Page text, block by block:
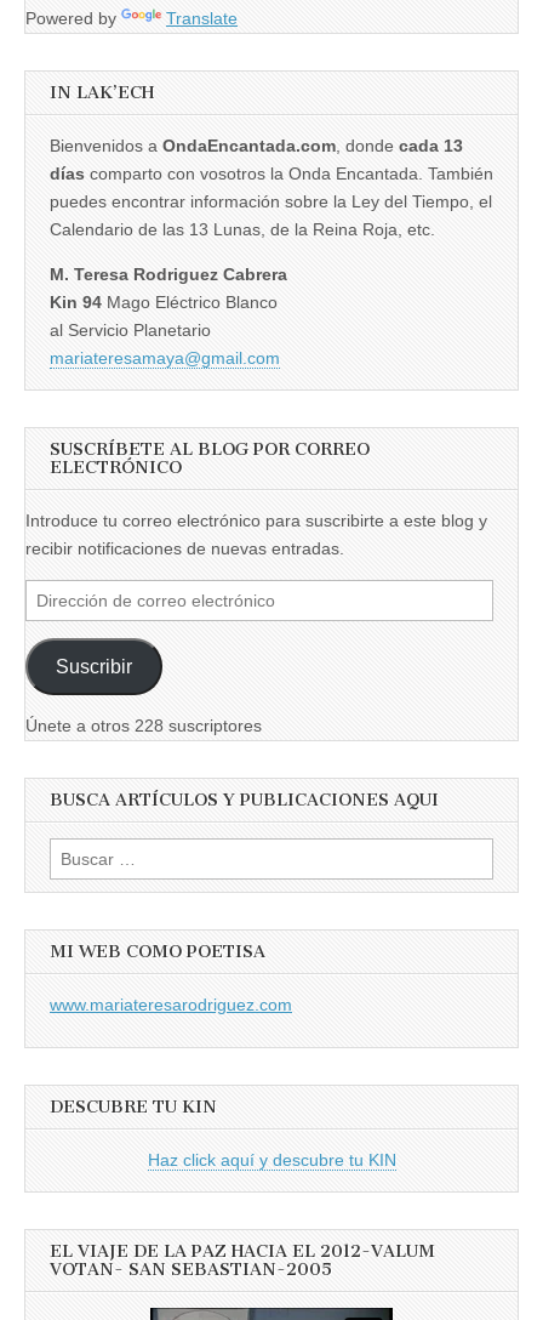
Powered by Translate
IN LAK’ECH
Bienvenidos a OndaEncantada.com , donde cada 13
días comparto con vosotros la Onda Encantada. También
puedes encontrar información sobre la Ley del Tiempo, el
Calendario de las 13 Lunas, de la Reina Roja, etc.
M. Teresa Rodriguez Cabrera
Kin 94 Mago Eléctrico Blanco
al Servicio Planetario
mariateresamaya@gmail.com
SUSCRÍBETE AL BLOG POR CORREO
ELECTRÓNICO
Introduce tu correo electrónico para suscribirte a este blog y
recibir notificaciones de nuevas entradas.
Dirección
de
correo
electrónico
Suscribir
Únete a otros 228 suscriptores
BUSCA ARTÍCULOS Y PUBLICACIONES AQUI
Buscar:
MI WEB COMO POETISA
www.mariateresarodriguez.com
DESCUBRE TU KIN
Haz click aquí y descubre tu KIN
EL VIAJE DE LA PAZ HACIA EL 2012-VALUM
VOTAN- SAN SEBASTIAN-2005